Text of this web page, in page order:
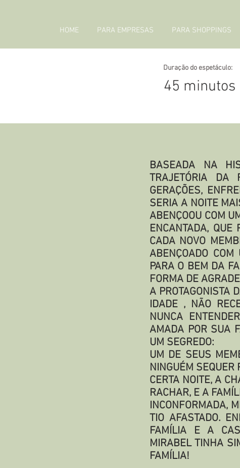
HOME PARA EMPRESAS PARA SHOPPINGS
Duração do espetáculo:
45 minutos
BASEADA NA
TRAJETÓRIA DA
GERAÇÕES,
SERIA A NOITE
ABENÇOOU COM
ENCANTADA,
CADA NOVO
ABENÇOADO
PARA O BEM DA
FORMA DE
A PROTAGONISTA
IDADE , NÃO
NUNCA
AMADA POR SUA
UM SEGREDO:
UM DE SEUS
NINGUÉM SEQUER
CERTA NOITE, A
RACHAR, E A
INCONFORMADA,
TIO AFASTADO.
FAMÍLIA E A
MIRABEL TINHA
FAMÍLIA!